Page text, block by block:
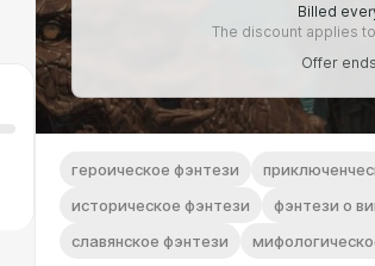
Billed
The discount applies
Offer
героическое фэнтези
историческое фэнтези
фэнтези о
славянское фэнтези